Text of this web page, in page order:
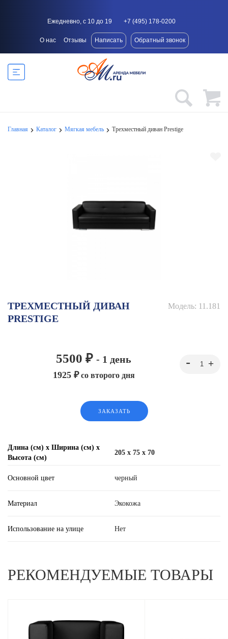
Ежедневно, с 10 до 19 +7 (495) 178-0200
О нас Отзывы Написать Обратный звонок
Главная Каталог Мягкая мебель Трехместный диван Prestige
Модель: 11.181
ТРЕХМЕСТНЫЙ ДИВАН
PRESTIGE
5500 ₽ - 1 день
1925 ₽со второго дня
ЗАКАЗАТЬ
Длина (см) х Ширина (см) х
Высота (см)
205 x 75 x 70
Основной цвет черный
Материал Экокожа
Использование на улице Нет
РЕКОМЕНДУЕМЫЕ ТОВАРЫ